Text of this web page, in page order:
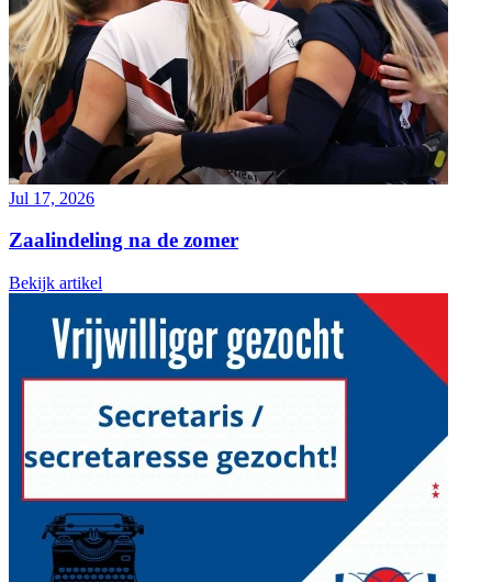
Jul 17, 2026
Zaalindeling na de zomer
Bekijk artikel